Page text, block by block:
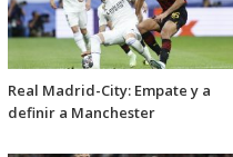
Real Madrid-City: Empate y a
definir a Manchester